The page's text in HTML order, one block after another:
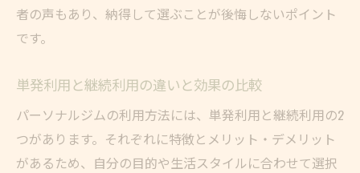
者の声もあり、納得して選ぶことが後悔しないポイント
です。
単発利用と継続利用の違いと効果の比較
パーソナルジムの利用方法には、単発利用と継続利用の2
つがあります。それぞれに特徴とメリット・デメリット
があるため、自分の目的や生活スタイルに合わせて選択